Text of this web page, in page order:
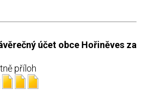
účet obce Hořiněves za
příloh